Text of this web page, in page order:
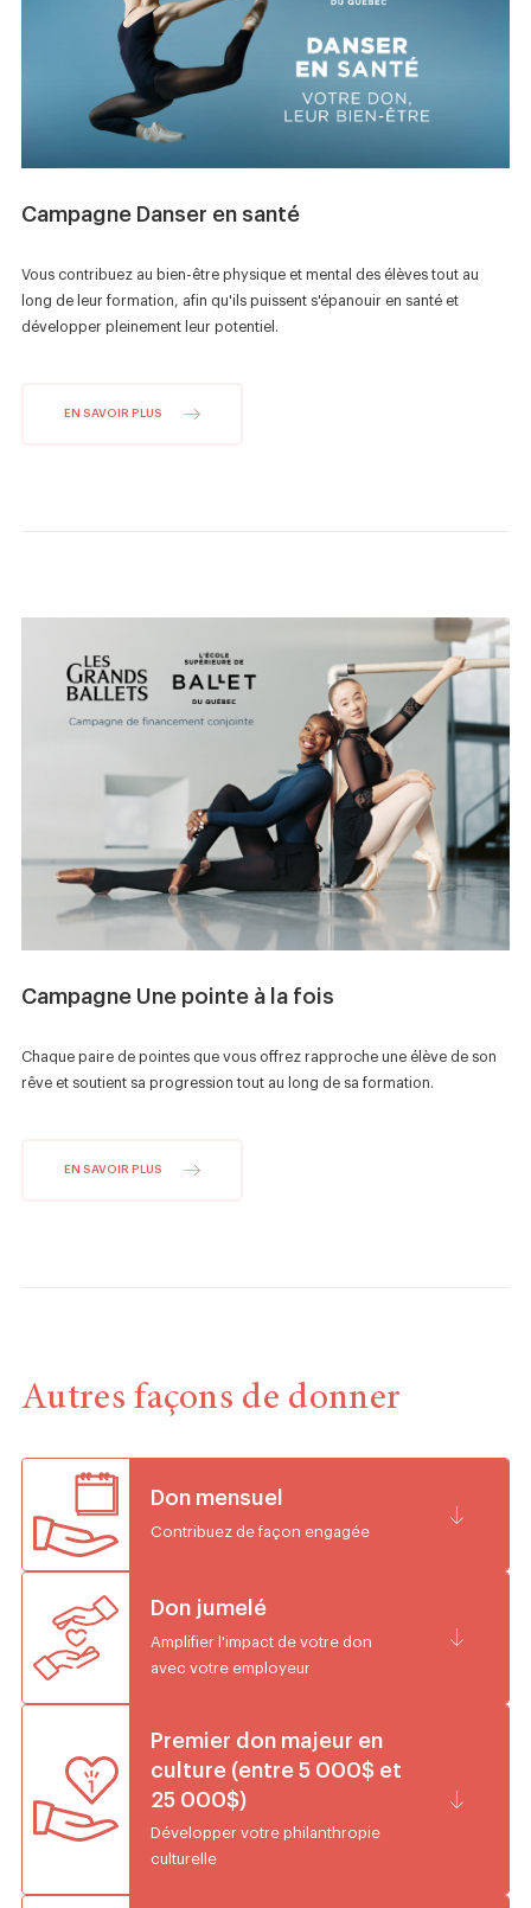
Campagne Danser en santé
Vous contribuez au bien-être physique et mental des élèves tout au
long de leur formation, afin qu'ils puissent s'épanouir en santé et
développer pleinement leur potentiel.
EN SAVOIR PLUS
Campagne Une pointe à la fois
Chaque paire de pointes que vous offrez rapproche une élève de son
rêve et soutient sa progression tout au long de sa formation.
EN SAVOIR PLUS
Autres façons de donner
Don mensuel
Contribuez de façon engagée
Don jumelé
Amplifier l'impact de votre don
avec votre employeur
Premier don majeur en
culture (entre 5 000$ et
25 000$)
Développer votre philanthropie
culturelle